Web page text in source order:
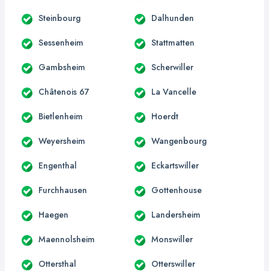
Steinbourg Dalhunden
Sessenheim Stattmatten
Gambsheim Scherwiller
Châtenois 67 La Vancelle
Bietlenheim Hoerdt
Weyersheim Wangenbourg
Engenthal Eckartswiller
Furchhausen Gottenhouse
Haegen Landersheim
Maennolsheim Monswiller
Ottersthal Otterswiller